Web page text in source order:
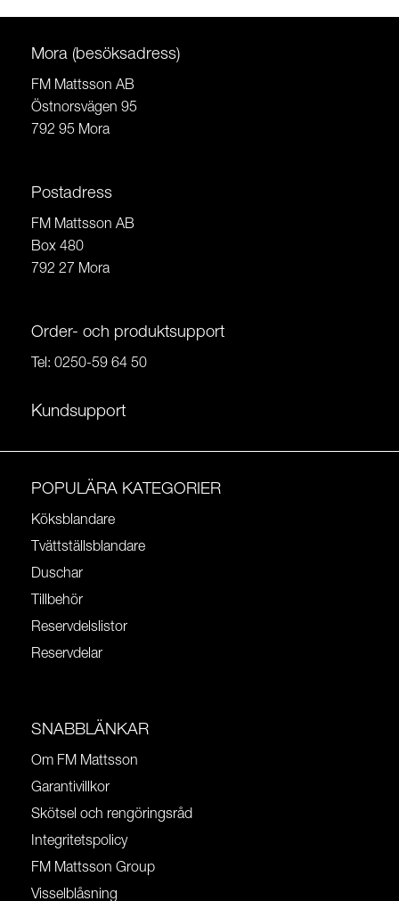
Mora (besöksadress)
FM Mattsson AB
Östnorsvägen 95
792 95 Mora
Postadress
FM Mattsson AB
Box 480
792 27 Mora
Order- och produktsupport
Tel: 0250-59 64 50
Kundsupport
POPULÄRA KATEGORIER
Köksblandare
Tvättställsblandare
Duschar
Tillbehör
Reservdelslistor
Reservdelar
SNABBLÄNKAR
Om FM Mattsson
Garantivillkor
Skötsel och rengöringsråd
Integritetspolicy
FM Mattsson Group
Visselblåsning